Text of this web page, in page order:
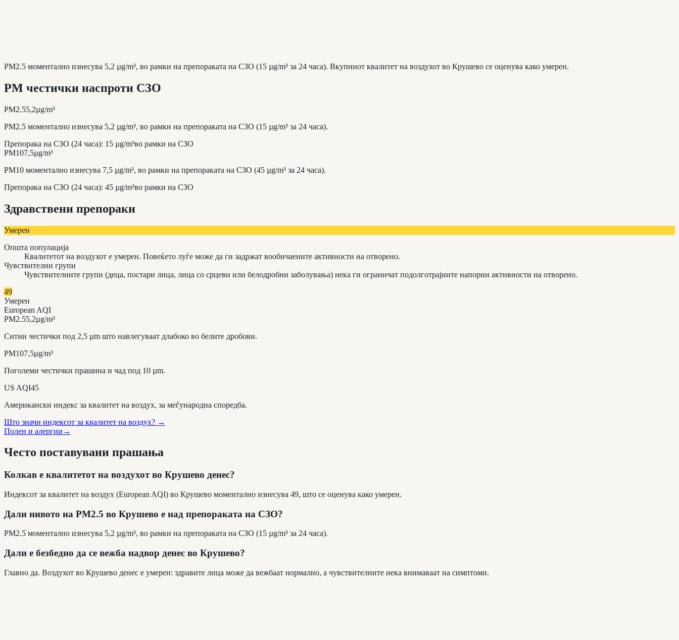
PM2.5 моментално изнесува 5,2 µg/m³, во рамки на препораката на СЗО (15 µg/m³ за 24 часа). Вкупниот квалитет на воздухот во Крушево се оценува како умерен.
PM честички наспроти СЗО
PM2.55,2µg/m³
PM2.5 моментално изнесува 5,2 µg/m³, во рамки на препораката на СЗО (15 µg/m³ за 24 часа).
Препорака на СЗО (24 часа): 15 µg/m³во рамки на СЗО
PM107,5µg/m³
PM10 моментално изнесува 7,5 µg/m³, во рамки на препораката на СЗО (45 µg/m³ за 24 часа).
Препорака на СЗО (24 часа): 45 µg/m³во рамки на СЗО
Здравствени препораки
Умерен
Општа популација
Квалитетот на воздухот е умерен. Повеќето луѓе може да ги задржат вообичаените активности на отворено.
Чувствителни групи
Чувствителните групи (деца, постари лица, лица со срцеви или белодробни заболувања) нека ги ограничат подолготрајните напорни активности на отворено.
49
Умерен
European AQI
PM2.55,2µg/m³
Ситни честички под 2,5 µm што навлегуваат длабоко во белите дробови.
PM107,5µg/m³
Поголеми честички прашина и чад под 10 µm.
US AQI45
Американски индекс за квалитет на воздух, за меѓународна споредба.
Што значи индексот за квалитет на воздух? →
Полен и алергии →
Често поставувани прашања
Колкав е квалитетот на воздухот во Крушево денес?
Индексот за квалитет на воздух (European AQI) во Крушево моментално изнесува 49, што се оценува како умерен.
Дали нивото на PM2.5 во Крушево е над препораката на СЗО?
PM2.5 моментално изнесува 5,2 µg/m³, во рамки на препораката на СЗО (15 µg/m³ за 24 часа).
Дали е безбедно да се вежба надвор денес во Крушево?
Главно да. Воздухот во Крушево денес е умерен: здравите лица може да вежбаат нормално, а чувствителните нека внимаваат на симптоми.